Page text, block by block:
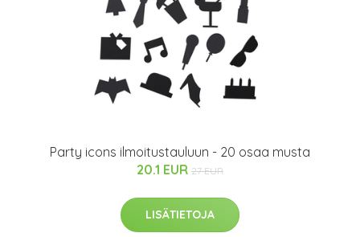
Party icons ilmoitustauluun - 20 osaa musta
20.1 EUR 27 EUR
LISÄTIETOJA